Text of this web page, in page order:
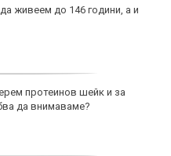
живеем до 146 години, а и
протеинов шейк и за
да внимаваме?